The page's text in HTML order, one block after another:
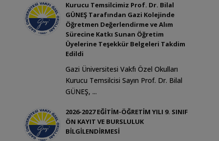
Kurucu Temsilcimiz Prof. Dr. Bilal
GÜNEŞ Tarafından Gazi Kolejinde
Öğretmen Değerlendirme ve Alım
Sürecine Katkı Sunan Öğretim
Üyelerine Teşekkür Belgeleri Takdim
Edildi
Gazi Üniversitesi Vakfı Özel Okulları
Kurucu Temsilcisi Sayın Prof. Dr. Bilal
GÜNEŞ, ...
2026-2027 EĞİTİM-ÖĞRETİM YILI 9. SINIF
ÖN KAYIT VE BURSLULUK
BİLGİLENDİRMESİ